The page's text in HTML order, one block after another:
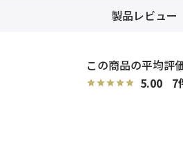
製品レビュー
5.00 7